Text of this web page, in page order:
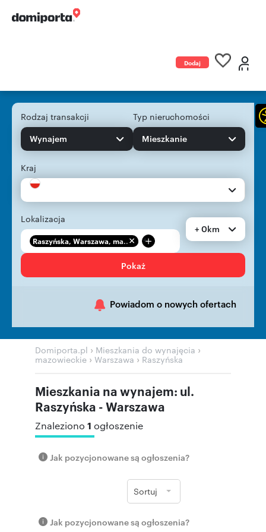
Dodaj
Rodzaj transakcji
Wynajem
Typ nieruchomości
Mieszkanie
Kraj
Lokalizacja
Raszyńska, Warszawa, ma... +
+ 0km
Pokaż
Powiadom o nowych ofertach
Domiporta.pl › Mieszkania do wynajęcia ›
mazowieckie › Warszawa › Raszyńska
Mieszkania na wynajem: ul.
Raszyńska - Warszawa
Znaleziono 1 ogłoszenie
Jak pozycjonowane są ogłoszenia?
Sortuj
Jak pozycjonowane są ogłoszenia?